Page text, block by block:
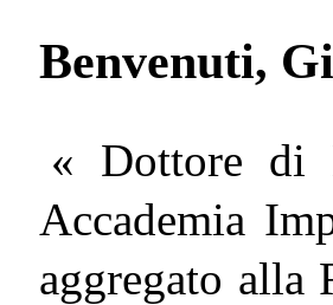
Benvenuti,
« Dottore di
Accademia
aggregato alla